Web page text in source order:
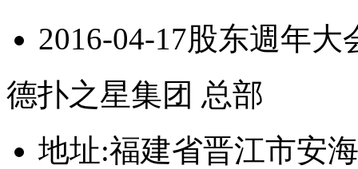
2016-04-17股东週年大
德扑之星集团 总部
地址:福建省晋江市安